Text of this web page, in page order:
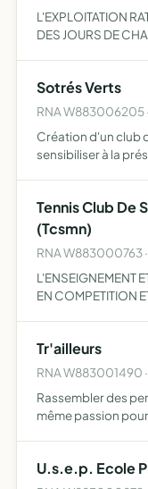
L'EXPLOITATION
DES JOURS DE
Sotrés Verts
RNA W883006205
Création d'un club
sensibiliser à la
Tennis Club
(Tcsmn)
RNA W883000763
L'ENSEIGNEMENT
EN COMPETITION
MANIFESTATIONS
Tr'ailleurs
RNA W883001490
Rassembler des
même passion
U.s.e.p. Ecole